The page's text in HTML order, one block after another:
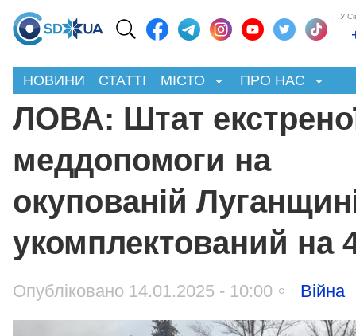
У
НОВИНИ СТАТТІ МІСТО ПРО НАС
ЛОВА: Штат
меддопомоги на
окупованій
укомплектований на
Опубліковано 14.01.2025 - 10:00 Війна